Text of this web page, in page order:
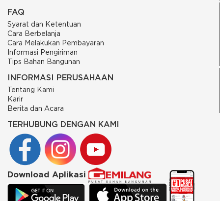
FAQ
Syarat dan Ketentuan
Cara Berbelanja
Cara Melakukan Pembayaran
Informasi Pengiriman
Tips Bahan Bangunan
INFORMASI PERUSAHAAN
Tentang Kami
Karir
Berita dan Acara
TERHUBUNG DENGAN KAMI
Download Aplikasi